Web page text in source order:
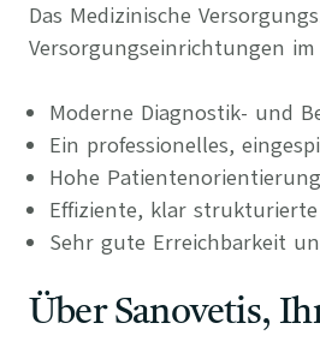
Das Medizinische
Versorgungseinrichtungen
Moderne Diagnostik- und
Ein professionelles,
Hohe
Effiziente, klar
Sehr gute Erreichbarkeit
Über Sanovetis,